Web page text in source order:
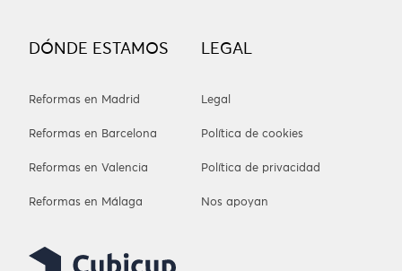
DÓNDE ESTAMOS
Reformas en Madrid
Reformas en Barcelona
Reformas en Valencia
Reformas en Málaga
LEGAL
Legal
Política de cookies
Política de privacidad
Nos apoyan